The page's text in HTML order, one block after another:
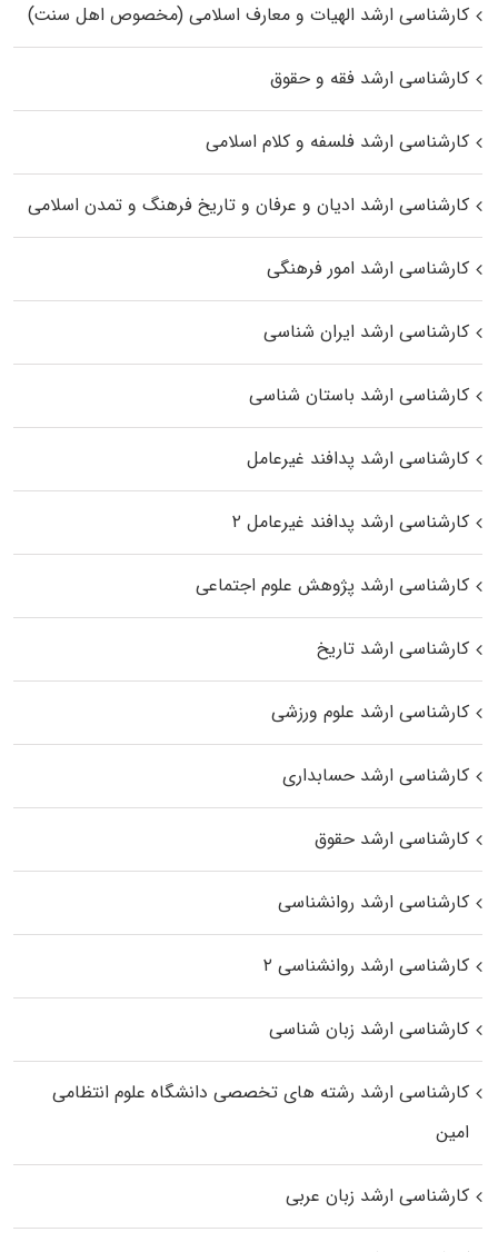
کارشناسی ارشد الهیات و معارف اسلامی (مخصوص اهل سنت)
کارشناسی ارشد فقه و حقوق
کارشناسی ارشد فلسفه و کلام اسلامی
کارشناسی ارشد ادیان و عرفان و تاریخ فرهنگ و تمدن اسلامی
کارشناسی ارشد امور فرهنگی
کارشناسی ارشد ایران شناسی
کارشناسی ارشد باستان شناسی
کارشناسی ارشد پدافند غیرعامل
کارشناسی ارشد پدافند غیرعامل ۲
کارشناسی ارشد پژوهش علوم اجتماعی
کارشناسی ارشد تاریخ
کارشناسی ارشد علوم ورزشی
کارشناسی ارشد حسابداری
کارشناسی ارشد حقوق
کارشناسی ارشد روانشناسی
کارشناسی ارشد روانشناسی ۲
کارشناسی ارشد زبان شناسی
کارشناسی ارشد رﺷﺘﻪ ﻫﺎی تخصصی داﻧﺸﮕﺎه ﻋﻠﻮم انتظامی
اﻣﻴﻦ
کارشناسی ارشد زبان عربی